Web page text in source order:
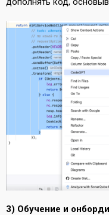
3) Обучение и